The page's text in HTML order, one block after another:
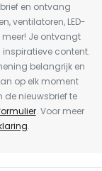
en ontvang
ventilatoren, LED-
Je ontvangt
content.
belangrijk en
op elk moment
nieuwsbrief te
. Voor meer
.